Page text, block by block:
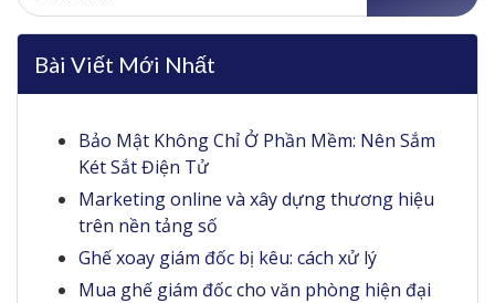
for:
Bài Viết Mới Nhất
Bảo Mật Không Chỉ Ở Phần Mềm: Nên Sắm
Két Sắt Điện Tử
Marketing online và xây dựng thương hiệu
trên nền tảng số
Ghế xoay giám đốc bị kêu: cách xử lý
Mua ghế giám đốc cho văn phòng hiện đại